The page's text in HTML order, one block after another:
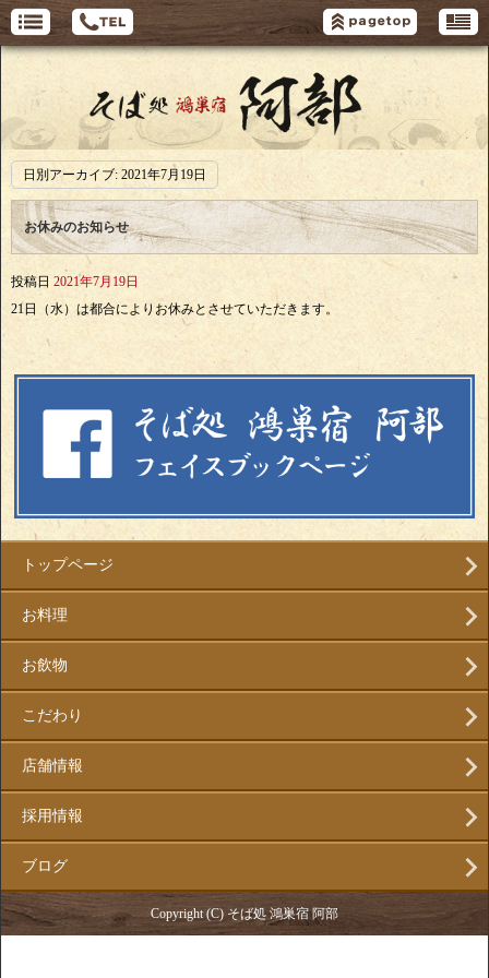
日別アーカイブ: 2021年7月19日
お休みのお知らせ
投稿日 2021年7月19日
21日（水）は都合によりお休みとさせていただきます。
トップページ
お料理
お飲物
こだわり
店舗情報
採用情報
ブログ
Copyright (C) そば処 鴻巣宿 阿部